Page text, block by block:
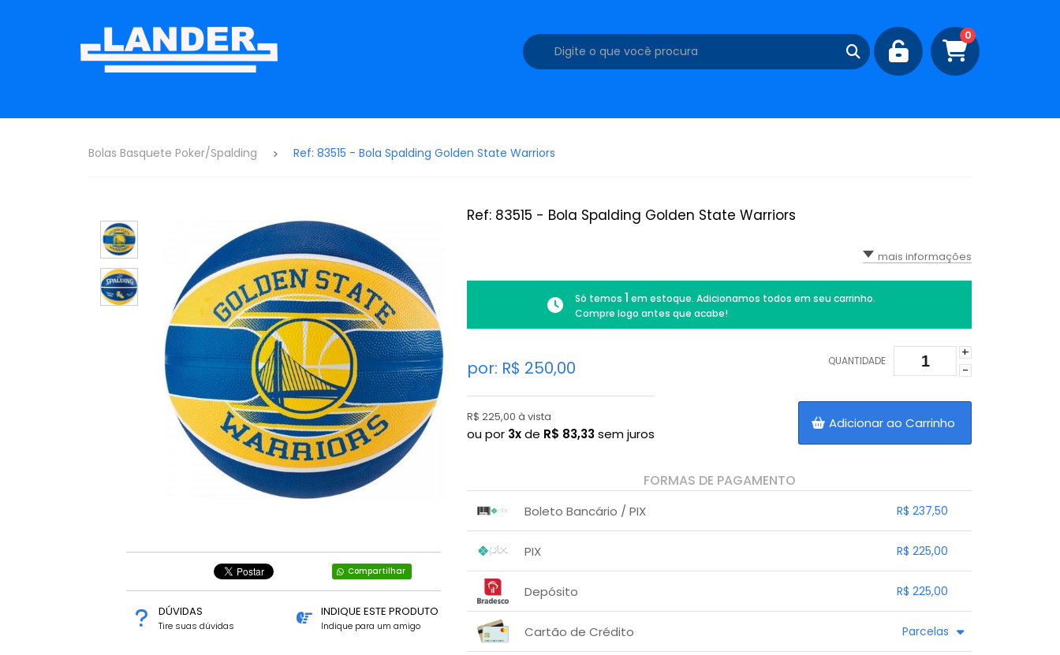
0
Bolas Basquete Poker/Spalding Ref: 83515 - Bola Spalding Golden State Warriors
Compartilhar
DÚVIDAS
Tire suas dúvidas
INDIQUE ESTE PRODUTO
Indique para um amigo
Ref: 83515 - Bola Spalding Golden State Warriors
mais informações
Só temos 1 em estoque. Adicionamos todos em seu carrinho.
Compre logo antes que acabe!
por: R$ 250,00
R$ 225,00 à vista
ou por 3xde R$ 83,33sem juros
QUANTIDADE
+
-
Adicionar ao Carrinho
FORMAS DE PAGAMENTO
Boleto Bancário / PIX
R$ 237,50
PIX
R$ 225,00
Depósito
R$ 225,00
Cartão de Crédito
Parcelas